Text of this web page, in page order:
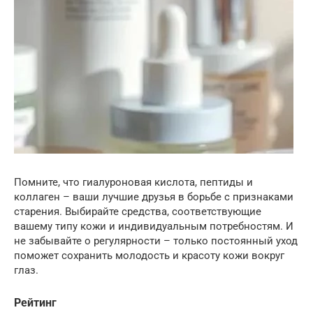
Помните, что гиалуроновая кислота, пептиды и
коллаген – ваши лучшие друзья в борьбе с признаками
старения. Выбирайте средства, соответствующие
вашему типу кожи и индивидуальным потребностям. И
не забывайте о регулярности – только постоянный уход
поможет сохранить молодость и красоту кожи вокруг
глаз.
Рейтинг